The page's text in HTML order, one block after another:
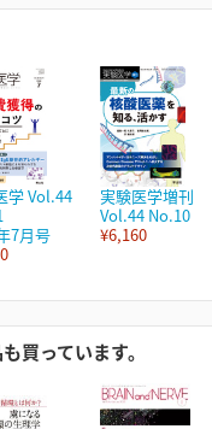
学 Vol.44
7月号
実験医学増刊
Vol.44 No.10
¥6,160
買っています。